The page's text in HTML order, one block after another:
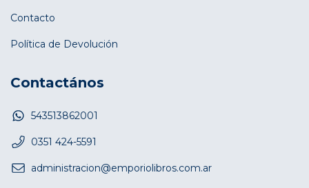
Contacto
Política de Devolución
Contactános
543513862001
0351 424-5591
administracion@emporiolibros.com.ar